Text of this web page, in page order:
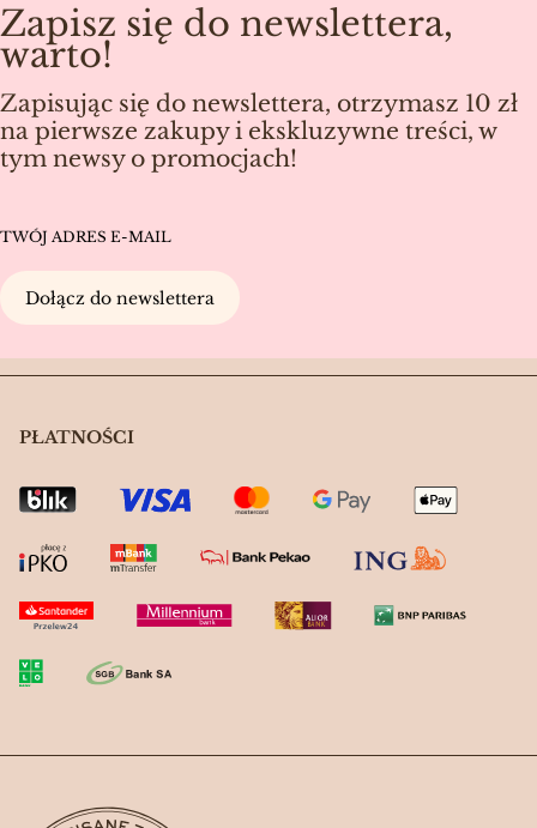
Zapisz się do newslettera,
warto!
Zapisując się do newslettera, otrzymasz 10 zł
na pierwsze zakupy i ekskluzywne treści, w
tym newsy o promocjach!
TWÓJ ADRES E-MAIL
Dołącz do newslettera
PŁATNOŚCI